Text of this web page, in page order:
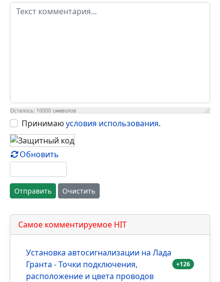
Осталось: 10000 символов
Принимаюусловия использования.
Обновить
Отправить Очистить
Самое комментируемое HIT
Установка автосигнализации на Лада
Гранта - Точки подключения,
расположение и цвета проводов
+126